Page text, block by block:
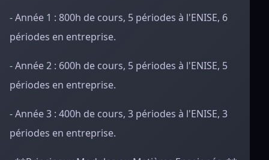
- Année 1 : 800h de cours, 5 périodes à l'ENISE, 6
périodes en entreprise.
- Année 2 : 600h de cours, 5 périodes à l'ENISE, 5
périodes en entreprise.
- Année 3 : 400h de cours, 3 périodes à l'ENISE, 3
périodes en entreprise.